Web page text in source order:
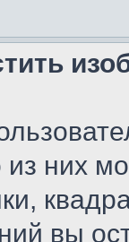
них
вы